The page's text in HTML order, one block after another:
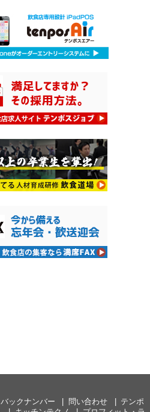
バックナンバー 問い合わせ
テンポ